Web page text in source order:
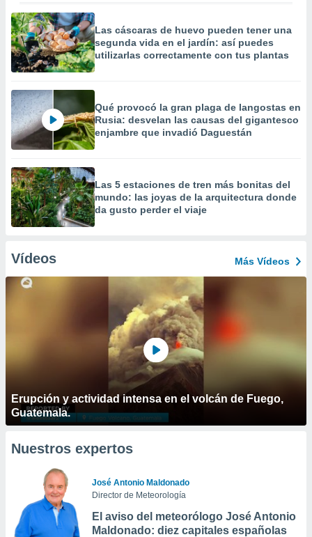
Las cáscaras de huevo pueden tener una
segunda vida en el jardín: así puedes
utilizarlas correctamente con tus plantas
Qué provocó la gran plaga de langostas en
Rusia: desvelan las causas del gigantesco
enjambre que invadió Daguestán
Las 5 estaciones de tren más bonitas del
mundo: las joyas de la arquitectura donde
da gusto perder el viaje
Vídeos Más Vídeos
Erupción y actividad intensa en el volcán de Fuego,
Guatemala.
Nuestros expertos
José Antonio Maldonado
Director de Meteorología
El aviso del meteorólogo José Antonio
Maldonado: diez capitales españolas